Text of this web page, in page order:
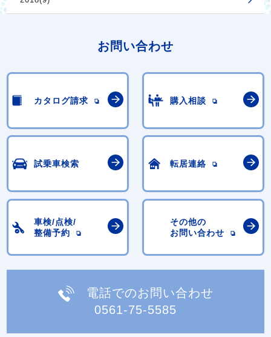
お問い合わせ
カタログ請求 購入相談
試乗車検索 転居連絡
車検/点検/
整備予約
その他の
お問い合わせ
電話でのお問い合わせ
0561-75-5585